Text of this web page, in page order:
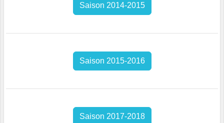
Saison 2014-2015
Saison 2015-2016
Saison 2017-2018